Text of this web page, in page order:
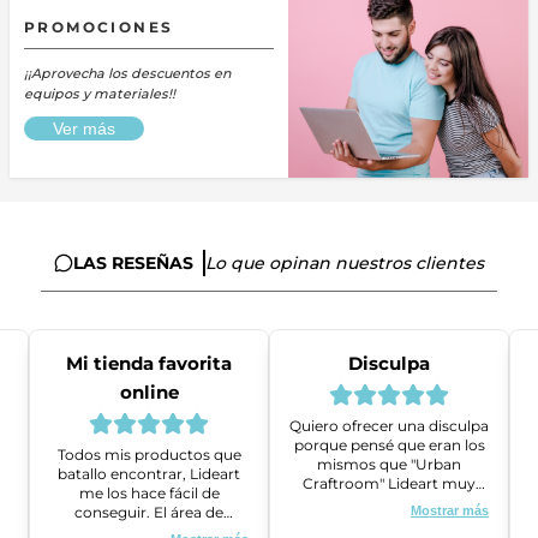
PROMOCIONES
¡¡Aprovecha los descuentos en
equipos y materiales!!
Ver más
LAS RESEÑAS Lo que opinan nuestros clientes
Mi tienda favorita
online
Todos mis productos que
batallo encontrar, Lideart
me los hace fácil de
conseguir. El área de
ventas es super amable y
Disculpa
Quiero ofrecer una disculpa
porque pensé que eran los
mismos que "Urban
Craftroom" Lideart muy
amables me ayudaron a
gestionar un problema que
Mostrar más